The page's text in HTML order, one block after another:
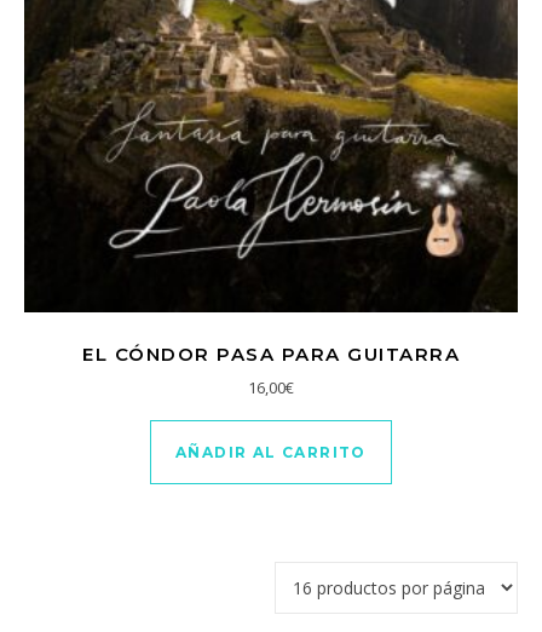
EL CÓNDOR PASA PARA GUITARRA
16,00€
AÑADIR AL CARRITO